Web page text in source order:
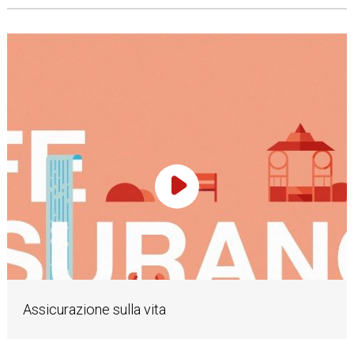
Assicurazione sulla vita
Play Video